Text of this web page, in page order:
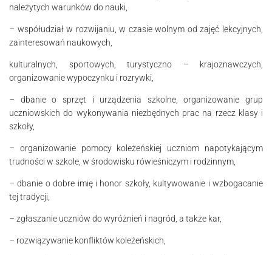
należytych warunków do nauki,
– współudział w rozwijaniu, w czasie wolnym od zajęć lekcyjnych,
zainteresowań naukowych,
kulturalnych, sportowych, turystyczno – krajoznawczych,
organizowanie wypoczynku i rozrywki,
– dbanie o sprzęt i urządzenia szkolne, organizowanie grup
uczniowskich do wykonywania niezbędnych prac na rzecz klasy i
szkoły,
– organizowanie pomocy koleżeńskiej uczniom napotykającym
trudności w szkole, w środowisku rówieśniczym i rodzinnym,
– dbanie o dobre imię i honor szkoły, kultywowanie i wzbogacanie
tej tradycji,
– zgłaszanie uczniów do wyróżnień i nagród, a także kar,
– rozwiązywanie konfliktów koleżeńskich,